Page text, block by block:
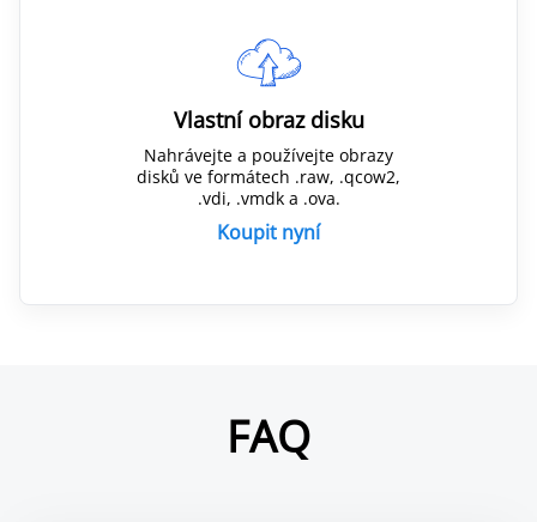
Vlastní obraz disku
Nahrávejte a používejte obrazy
disků ve formátech .raw, .qcow2,
.vdi, .vmdk a .ova.
Koupit nyní
FAQ